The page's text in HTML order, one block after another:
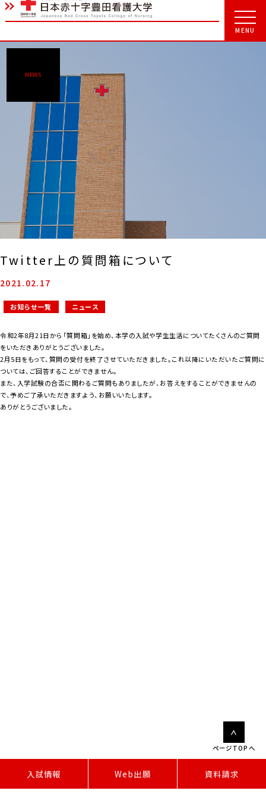
入試情報 Web出願 資料請求
NEWS
Twitter上の質問箱について
2021.02.17
お知らせ一覧 ニュース
令和2年8月21日から「質問箱」を始め、本学の入試や学生生活についてたくさんのご質問
をいただきありがとうございました。
2月5日をもって、質問の受付を終了させていただきました。これ以降にいただいたご質問に
ついては、ご回答することができません。
また、入学試験の合否に関わるご質問もありましたが、お答えをすることができませんの
で、予めご了承いただきますよう、お願いいたします。
ありがとうございました。
ページTOPへ